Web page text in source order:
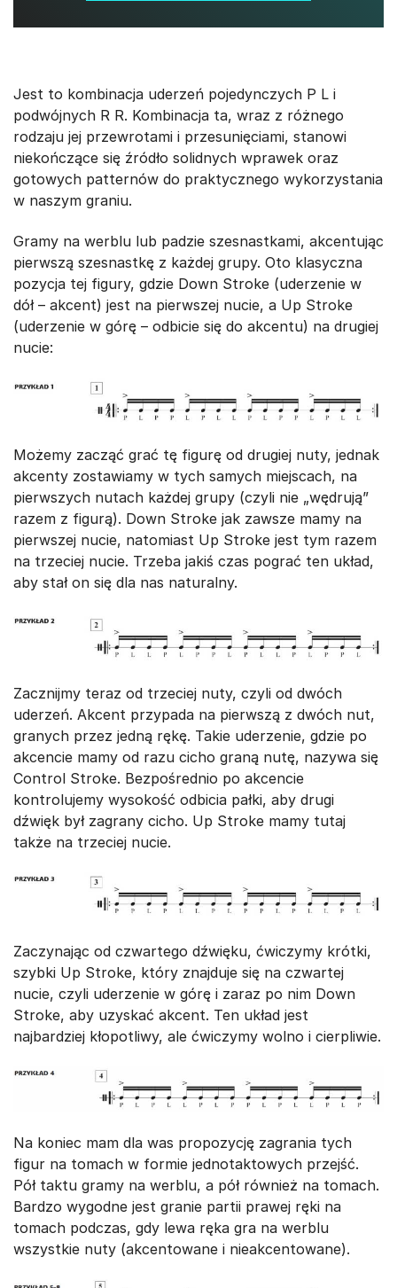
Jest to kombinacja uderzeń pojedynczych P L i
podwójnych R R. Kombinacja ta, wraz z różnego
rodzaju jej przewrotami i przesunięciami, stanowi
niekończące się źródło solidnych wprawek oraz
gotowych patternów do praktycznego wykorzystania
w naszym graniu.
Gramy na werblu lub padzie szesnastkami, akcentując
pierwszą szesnastkę z każdej grupy. Oto klasyczna
pozycja tej figury, gdzie Down Stroke (uderzenie w
dół – akcent) jest na pierwszej nucie, a Up Stroke
(uderzenie w górę – odbicie się do akcentu) na drugiej
nucie:
Możemy zacząć grać tę figurę od drugiej nuty, jednak
akcenty zostawiamy w tych samych miejscach, na
pierwszych nutach każdej grupy (czyli nie „wędrują”
razem z figurą). Down Stroke jak zawsze mamy na
pierwszej nucie, natomiast Up Stroke jest tym razem
na trzeciej nucie. Trzeba jakiś czas pograć ten układ,
aby stał on się dla nas naturalny.
Zacznijmy teraz od trzeciej nuty, czyli od dwóch
uderzeń. Akcent przypada na pierwszą z dwóch nut,
granych przez jedną rękę. Takie uderzenie, gdzie po
akcencie mamy od razu cicho graną nutę, nazywa się
Control Stroke. Bezpośrednio po akcencie
kontrolujemy wysokość odbicia pałki, aby drugi
dźwięk był zagrany cicho. Up Stroke mamy tutaj
także na trzeciej nucie.
Zaczynając od czwartego dźwięku, ćwiczymy krótki,
szybki Up Stroke, który znajduje się na czwartej
nucie, czyli uderzenie w górę i zaraz po nim Down
Stroke, aby uzyskać akcent. Ten układ jest
najbardziej kłopotliwy, ale ćwiczymy wolno i cierpliwie.
Na koniec mam dla was propozycję zagrania tych
figur na tomach w formie jednotaktowych przejść.
Pół taktu gramy na werblu, a pół również na tomach.
Bardzo wygodne jest granie partii prawej ręki na
tomach podczas, gdy lewa ręka gra na werblu
wszystkie nuty (akcentowane i nieakcentowane).